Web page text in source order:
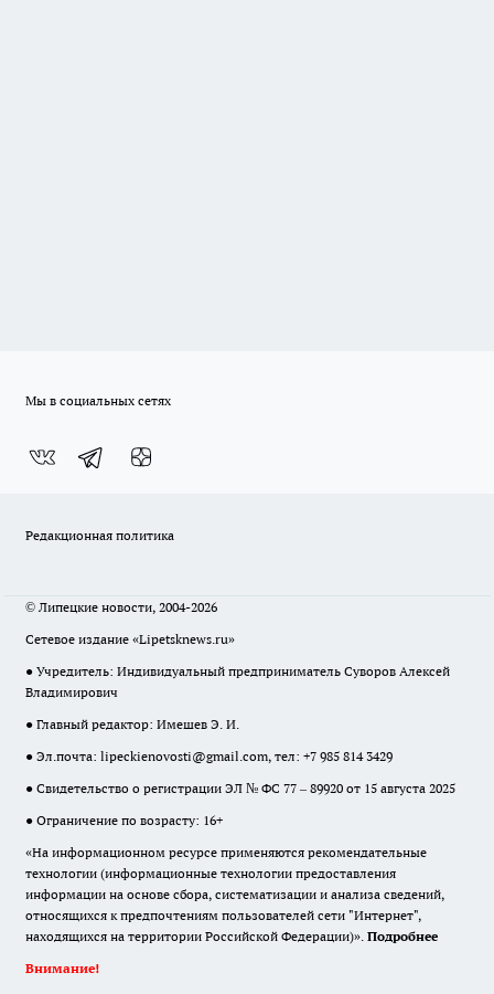
Мы в социальных сетях
Редакционная политика
© Липецкие новости, 2004-2026
Сетевое издание «Lipetsknews.ru»
● Учредитель: Индивидуальный предприниматель Суворов Алексей
Владимирович
● Главный редактор: Имешев Э. И.
● Эл.почта: lipeckienovosti@gmail.com, тел: +7 985 814 3429
● Свидетельство о регистрации ЭЛ № ФС 77 – 89920 от 15 августа 2025
● Ограничение по возрасту: 16+
«На информационном ресурсе применяются рекомендательные
технологии (информационные технологии предоставления
информации на основе сбора, систематизации и анализа сведений,
относящихся к предпочтениям пользователей сети "Интернет",
находящихся на территории Российской Федерации)». Подробнее
Внимание!